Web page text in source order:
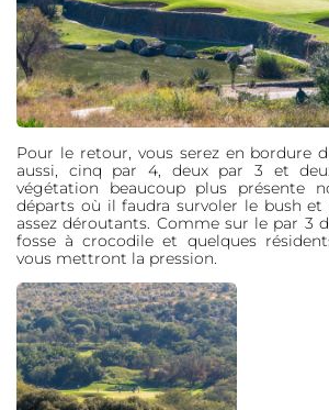
Pour le retour, vous serez en bordure
aussi, cinq par 4, deux par 3 et
végétation beaucoup plus présente
départs où il faudra survoler le bush et
assez déroutants. Comme sur le par 3
fosse à crocodile et quelques
vous mettront la pression.